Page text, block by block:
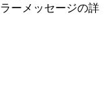
ーメッセージの詳